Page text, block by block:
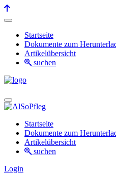
Startseite
Dokumente zum
Artikelübersicht
suchen
Startseite
Dokumente zum
Artikelübersicht
suchen
Login